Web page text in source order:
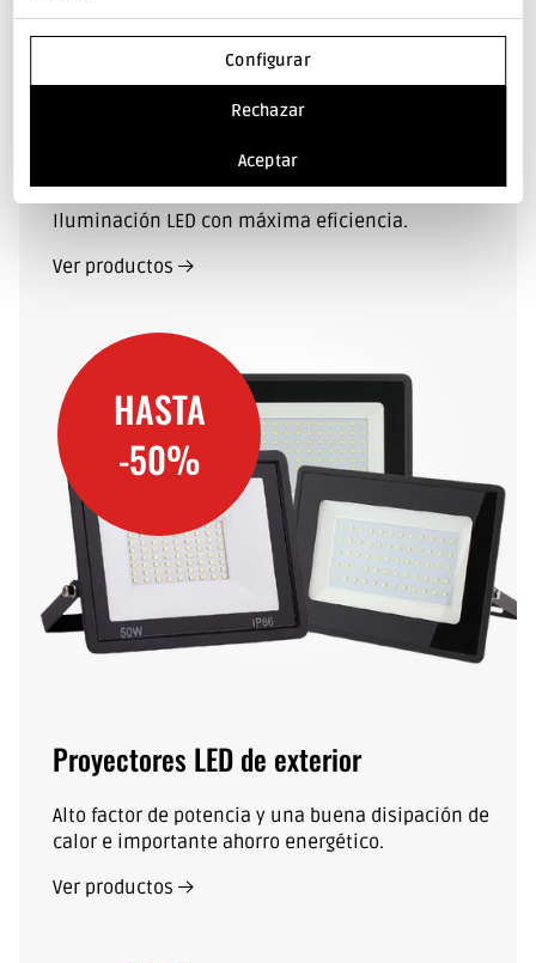
Iluminación LED con máxima eficiencia.
Ver productos
HASTA
-50%
Proyectores LED de exterior
Alto factor de potencia y una buena disipación de
calor e importante ahorro energético.
Ver productos
Configurar
Rechazar
Aceptar